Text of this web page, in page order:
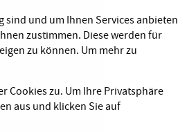
E-Mail-Adresse
und um Ihnen Services anbieten
zustimmen. Diese werden für
zu können. Um mehr zu
Cookies zu. Um Ihre Privatsphäre
aus und klicken Sie auf